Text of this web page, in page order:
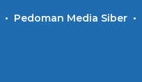
Pedoman Media Siber